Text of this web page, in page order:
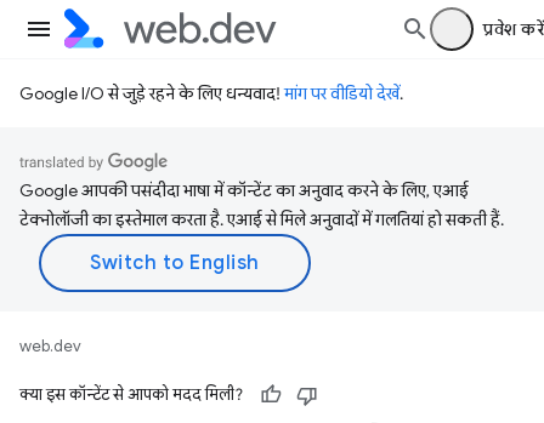
प्रवेश करें
Google I/O से जुड़े रहने के लिए धन्यवाद!मांग पर वीडियो देखें.
Google आपकी पसंदीदा भाषा में कॉन्टेंट का अनुवाद करने के लिए, एआई
टेक्नोलॉजी का इस्तेमाल करता है. एआई से मिले अनुवादों में गलतियां हो सकती हैं.
web.dev
क्या इस कॉन्टेंट से आपको मदद मिली?